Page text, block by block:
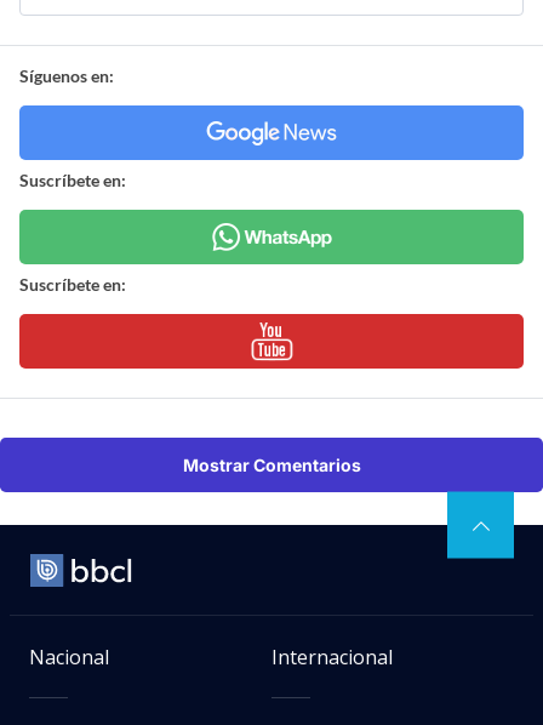
Síguenos en:
Suscríbete en:
Suscríbete en:
Mostrar Comentarios
Nacional Internacional